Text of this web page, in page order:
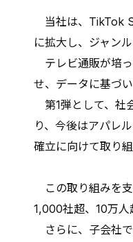
当社は、TikTok
に拡大し、ジャン
テレビ通販が培
せ、データに基づ
第1弾として、社
り、今後はアパレ
確立に向けて取り組
この取り組みを
1,000社超、10万
さらに、子会社